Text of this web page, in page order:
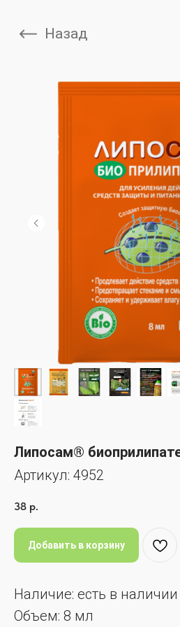
Липосам®
Артикул: 4952
38 р.
Добавить в корзину
Наличие: есть в наличии
Объем: 8 мл